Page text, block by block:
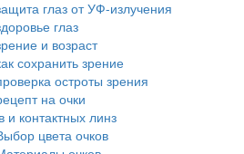
глаз от УФ-излучения
глаз
и возраст
сохранить зрение
остроты зрения
на очки
и контактных линз
цвета очков